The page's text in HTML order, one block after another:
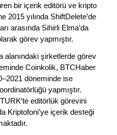
bir içerik editörü ve kripto
2015 yılında ShiftDelete’de
arasında Sihirli Elma’da
görev yapmıştır.
alanındaki şirketlerde görev
Coinkolik, BTCHaber
döneminde ise
yapmıştır.
editörlük görevini
Kriptofoni’ye içerik desteği